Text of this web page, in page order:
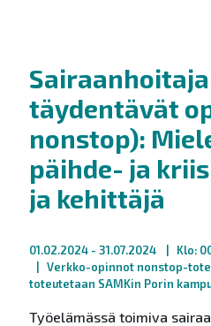
täydentävät
nonstop):
päihde- ja
ja kehittäjä
01.02.2024 - 31.07.2024
Klo:
Verkko-opinnot nonstop-
toteutetaan SAMKin Porin
Työelämässä toimiva